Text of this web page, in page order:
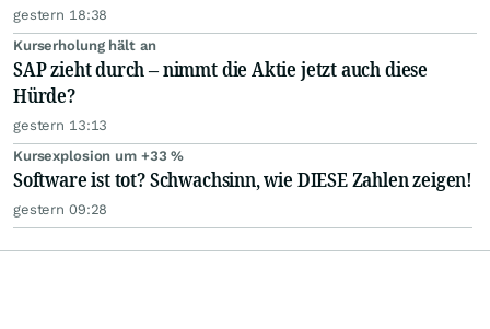
gestern 18:38
Kurserholung hält an
SAP zieht durch – nimmt die Aktie jetzt auch diese
Hürde?
gestern 13:13
Kursexplosion um +33 %
Software ist tot? Schwachsinn, wie DIESE Zahlen zeigen!
gestern 09:28